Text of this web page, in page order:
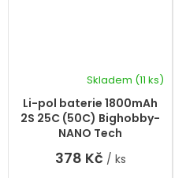
Li-pol baterie 1800mAh
2S 25C (50C) Bighobby-
NANO Tech
Skladem (11 ks)
378 Kč / ks